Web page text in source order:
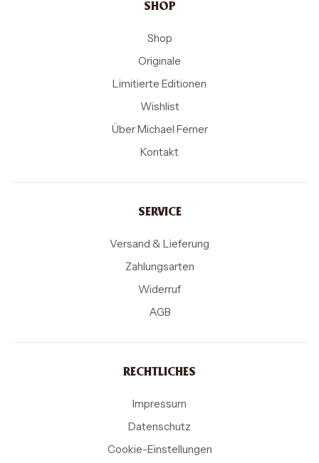
SHOP
Shop
Originale
Limitierte Editionen
Wishlist
Über Michael Ferner
Kontakt
SERVICE
Versand & Lieferung
Zahlungsarten
Widerruf
AGB
RECHTLICHES
Impressum
Datenschutz
Cookie-Einstellungen